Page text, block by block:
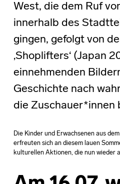
West, die dem Ruf
innerhalb des
gingen, gefolgt von
‚Shoplifters‘ (Japan
einnehmenden
Geschichte nach
die Zuschauer*innen
Die Kinder und Erwachsenen aus
erfreuten sich an diesem lauen
kulturellen Aktionen, die nun